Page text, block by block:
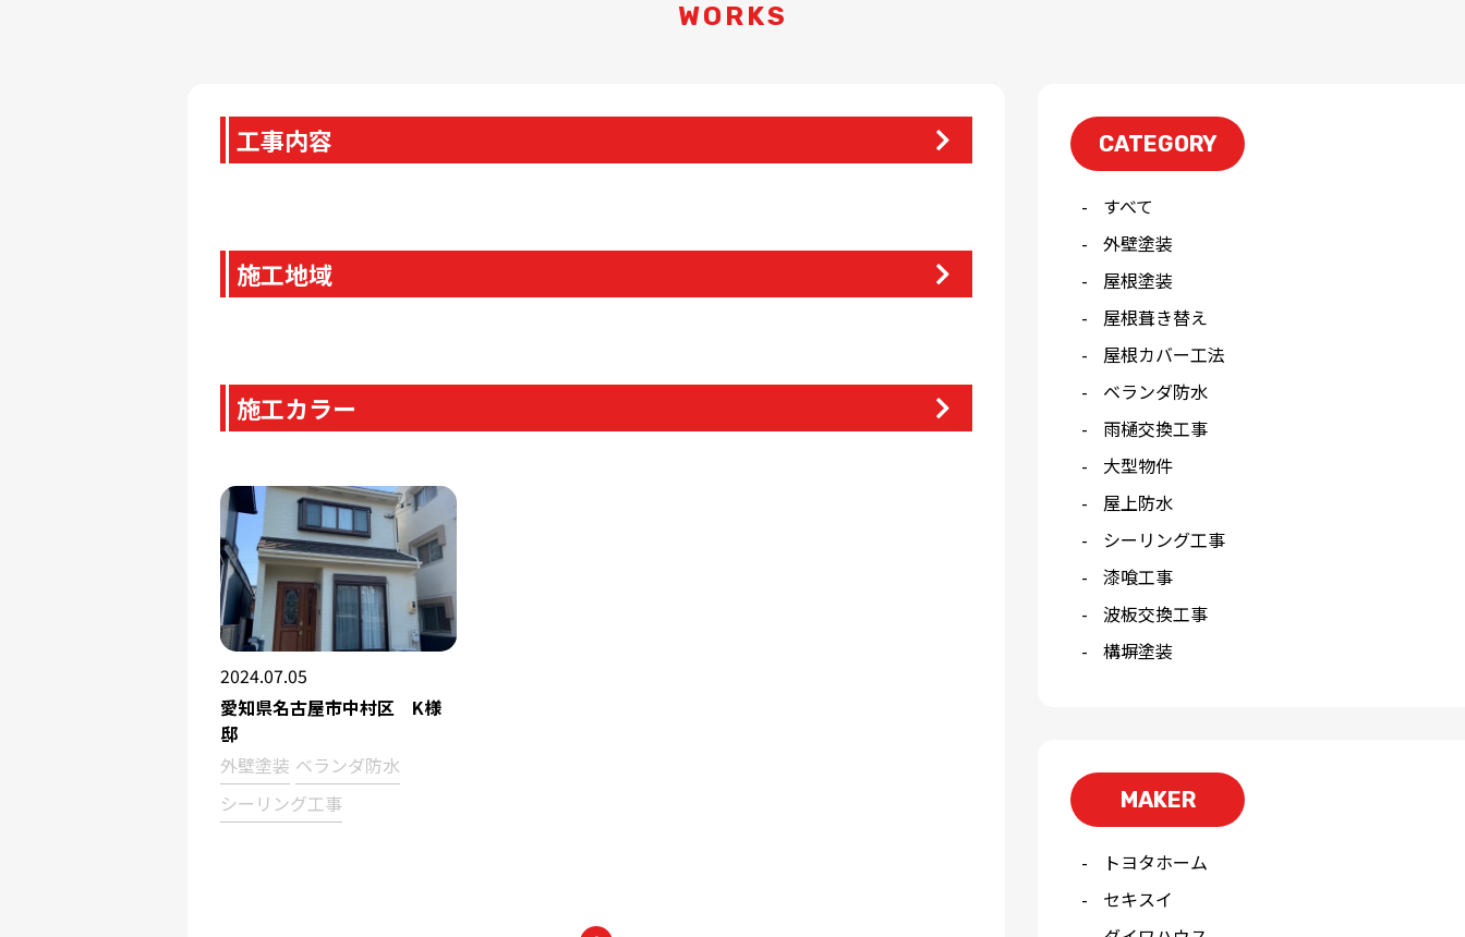
WORKS
工事内容
施工地域
施工カラー
2024.07.05
愛知県名古屋市中村区 K様
邸
外壁塗装 ベランダ防水
シーリング工事
CATEGORY
すべて
外壁塗装
屋根塗装
屋根葺き替え
屋根カバー工法
ベランダ防水
雨樋交換工事
大型物件
屋上防水
シーリング工事
漆喰工事
波板交換工事
構塀塗装
MAKER
トヨタホーム
セキスイ